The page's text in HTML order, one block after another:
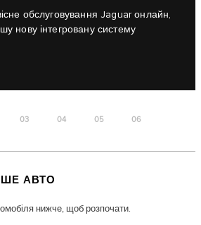
обслуговування Jaguar онлайн,
нову інтегровану систему